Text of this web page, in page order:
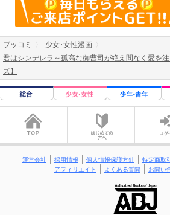
ブッコミ
少女･女性漫画
君はシンデレラ～孤高な御曹司が絶え間なく愛を
ズ】
運営会社 採用情報 個人情報保護方針 特定商取
アフィリエイト
よくある質問 お問い